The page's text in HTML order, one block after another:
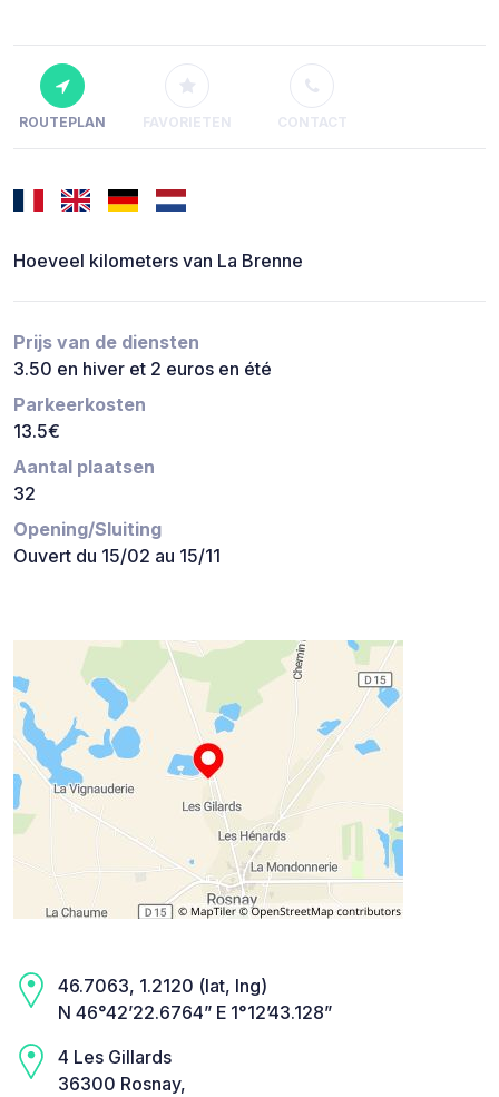
ROUTEPLAN FAVORIETEN CONTACT
Hoeveel kilometers van La Brenne
Prijs van de diensten
3.50 en hiver et 2 euros en été
Parkeerkosten
13.5€
Aantal plaatsen
32
Opening/Sluiting
Ouvert du 15/02 au 15/11
46.7063, 1.2120 (lat, lng)
N 46°42’22.6764” E 1°12’43.128”
4 Les Gillards
36300 Rosnay,